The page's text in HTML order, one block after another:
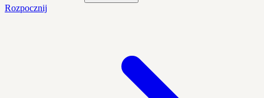
Rozpocznij